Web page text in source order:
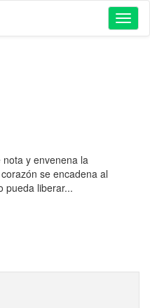
nota y envenena la
se encadena al
pueda liberar...